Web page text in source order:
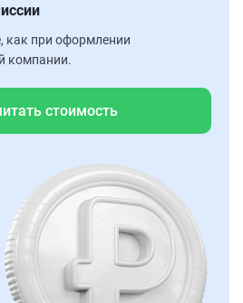
как при оформлении
компании.
стоимость